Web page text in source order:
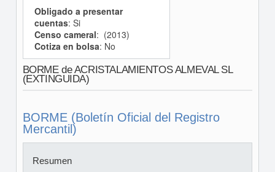
Obligado a presentar
cuentas: Si
Censo cameral: (2013)
Cotiza en bolsa: No
BORME de ACRISTALAMIENTOS ALMEVAL SL
(EXTINGUIDA)
BORME (Boletín Oficial del Registro
Mercantil)
Resumen